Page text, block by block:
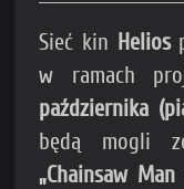
Sieć kin Helios
w ramach
października
będą mogli
„Chainsaw